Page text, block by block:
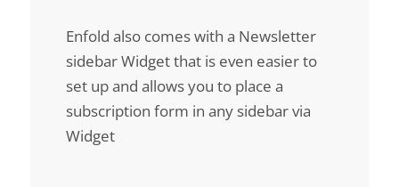
Enfold also comes with a Newsletter
sidebar Widget that is even easier to
set up and allows you to place a
subscription form in any sidebar via
Widget